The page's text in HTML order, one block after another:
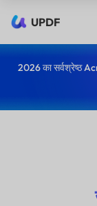
UPDF
2026 का सर्वश्रेष्ठ